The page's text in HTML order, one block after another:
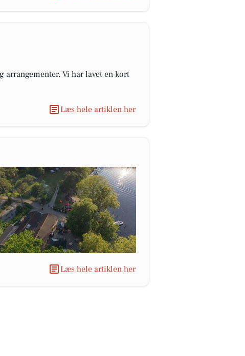
Vi har lavet en kort
Læs hele artiklen her
Læs hele artiklen her